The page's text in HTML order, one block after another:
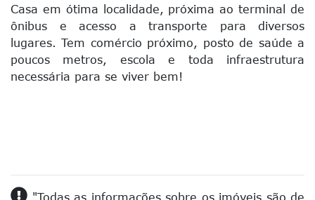
Casa em ótima localidade, próxima ao terminal de
ônibus e acesso a transporte para diversos
lugares. Tem comércio próximo, posto de saúde a
poucos metros, escola e toda infraestrutura
necessária para se viver bem!
"Todas as informações sobre os imóveis são de